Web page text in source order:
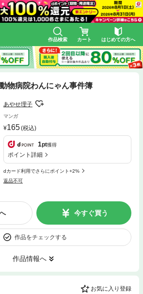
作品検索 カート はじめての方へ
物病院わんにゃん事件簿
あやせ理子
マンガ
165(税込)
1pt獲得
ポイント詳細
dカード利用でさらにポイント+2%
返品不可
今すぐ買う
作品をチェックする
作品情報へ
お気に入り登録